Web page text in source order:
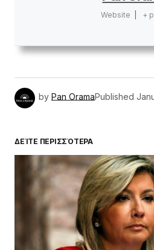
Website +
by Pan OramaPublished
ΔΕΊΤΕ ΠΕΡΙΣΣΌΤΕΡΑ